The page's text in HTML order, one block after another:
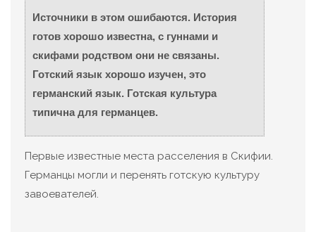
Источники в этом ошибаются. История
готов хорошо известна, с гуннами и
скифами родством они не связаны.
Готский язык хорошо изучен, это
германский язык. Готская культура
типична для германцев.
Первые известные места расселения в Скифии.
Германцы могли и перенять готскую культуру
завоевателей.